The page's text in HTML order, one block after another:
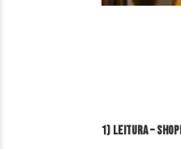
1) Leitura –